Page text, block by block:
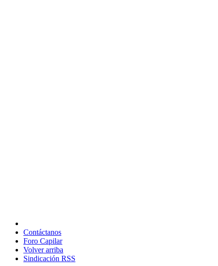
Contáctanos
Foro Capilar
Volver arriba
Sindicación RSS